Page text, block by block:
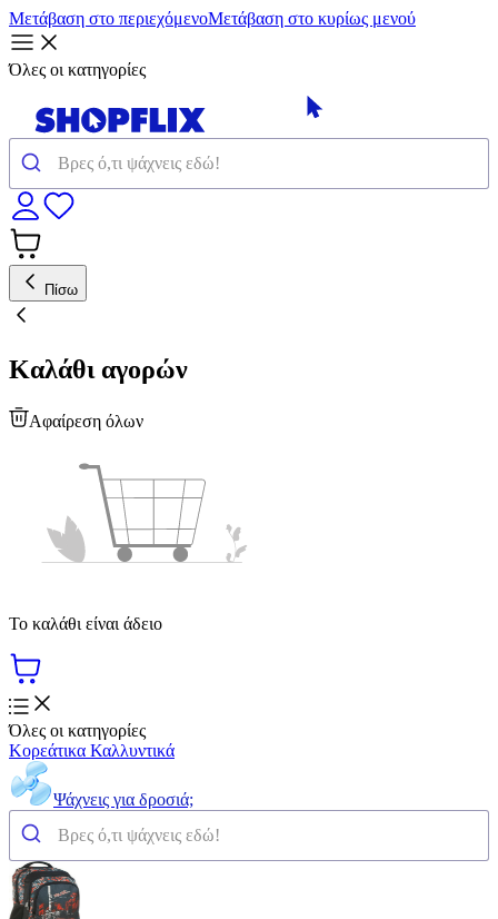
Μετάβαση στο περιεχόμενοΜετάβαση στο κυρίως μενού
Όλες οι κατηγορίες
Πίσω
Καλάθι αγορών
Αφαίρεση όλων
Το καλάθι είναι άδειο
Όλες οι κατηγορίες
Κορεάτικα Καλλυντικά
Ψάχνεις για δροσιά;